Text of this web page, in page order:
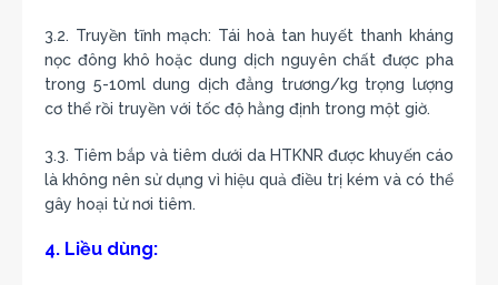
3.2. Truyền tĩnh mạch: Tái hoà tan huyết thanh kháng
nọc đông khô hoặc dung dịch nguyên chất được pha
trong 5-10ml dung dịch đẳng trương/kg trọng lượng
cơ thể rồi truyền với tốc độ hằng định trong một giờ.
3.3. Tiêm bắp và tiêm dưới da HTKNR được khuyến cáo
là không nên sử dụng vì hiệu quả điều trị kém và có thể
gây hoại tử nơi tiêm.
4. Liều dùng: